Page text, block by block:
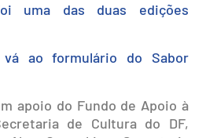
uma das duas edições
ao formulário do Sabor
apoio do Fundo de Apoio à
de Cultura do DF,